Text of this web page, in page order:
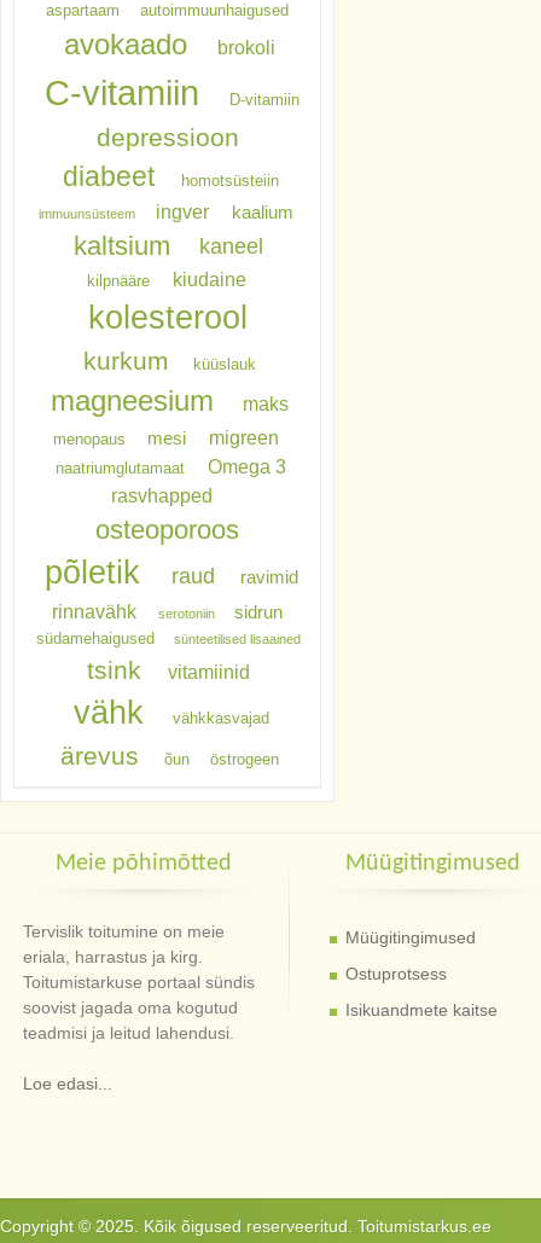
aspartaam autoimmuunhaigused
avokaado brokoli
C-vitamiin D-vitamiin
depressioon
diabeet homotsüsteiin
immuunsüsteem ingver kaalium
kaltsium kaneel
kilpnääre kiudaine
kolesterool
kurkum küüslauk
magneesium maks
menopaus mesi migreen
naatriumglutamaat
Omega 3
rasvhapped
osteoporoos
põletik raud ravimid
rinnavähk serotoniin sidrun
südamehaigused sünteetilised lisaained
tsink vitamiinid
vähk vähkkasvajad
ärevus õun östrogeen
Meie põhimõtted
Tervislik toitumine on meie
eriala, harrastus ja kirg.
Toitumistarkuse portaal sündis
soovist jagada oma kogutud
teadmisi ja leitud lahendusi.
Loe edasi...
Müügitingimused
Müügitingimused
Ostuprotsess
Isikuandmete kaitse
Copyright © 2025. Kõik õigused reserveeritud. Toitumistarkus.ee